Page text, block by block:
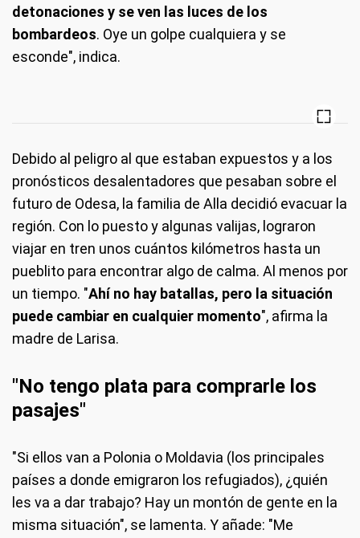
detonaciones y se ven las luces de los
bombardeos. Oye un golpe cualquiera y se
esconde", indica.
Debido al peligro al que estaban expuestos y a los
pronósticos desalentadores que pesaban sobre el
futuro de Odesa, la familia de Alla decidió evacuar la
región. Con lo puesto y algunas valijas, lograron
viajar en tren unos cuántos kilómetros hasta un
pueblito para encontrar algo de calma. Al menos por
un tiempo. "Ahí no hay batallas, pero la situación
puede cambiar en cualquier momento", afirma la
madre de Larisa.
"No tengo plata para comprarle los
pasajes"
"Si ellos van a Polonia o Moldavia (los principales
países a donde emigraron los refugiados), ¿quién
les va a dar trabajo? Hay un montón de gente en la
misma situación", se lamenta. Y añade: "Me